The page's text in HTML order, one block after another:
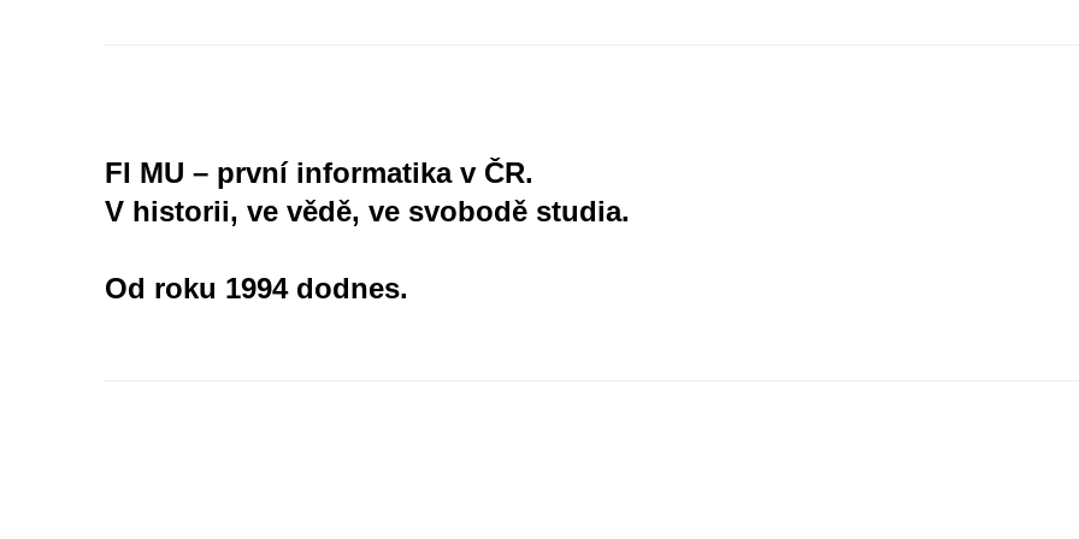
FI MU – první informatika v ČR.
V historii, ve vědě, ve svobodě studia.
Od roku 1994 dodnes.